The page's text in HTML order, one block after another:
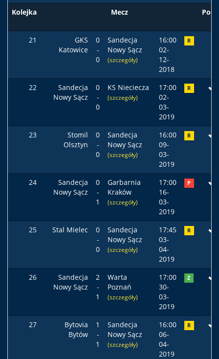
Kolejka Mecz
21
GKS
Katowice
0
-
0
Sandecja
Nowy Sącz
(szczegóły)
16:00
02-
12-
2018
R
22
Sandecja
Nowy Sącz
0
-
0
KS Nieciecza
(szczegóły)
17:00
02-
03-
2019
R
23
Stomil
Olsztyn
0
-
0
Sandecja
Nowy Sącz
(szczegóły)
16:00
09-
03-
2019
R
24
Sandecja
Nowy Sącz
0
-
1
Garbarnia
Kraków
(szczegóły)
17:00
16-
03-
2019
P
25 Stal Mielec
0
-
0
Sandecja
Nowy Sącz
(szczegóły)
17:45
03-
04-
2019
R
26
Sandecja
Nowy Sącz
2
-
1
Warta
Poznań
(szczegóły)
17:00
30-
03-
2019
Z
27
Bytovia
Bytów
1
-
1
Sandecja
Nowy Sącz
(szczegóły)
16:00
06-
04-
2019
R